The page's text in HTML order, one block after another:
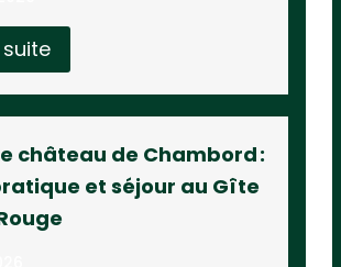
suite
château de Chambord :
et séjour au Gîte